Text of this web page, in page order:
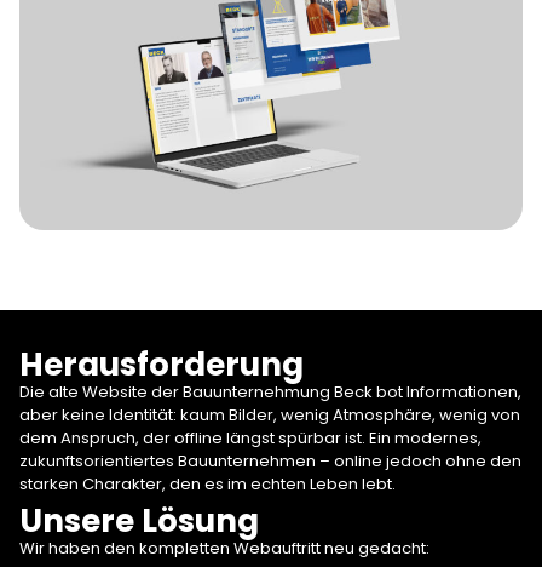
Herausforderung
Die alte Website der Bauunternehmung Beck bot Informationen,
aber keine Identität: kaum Bilder, wenig Atmosphäre, wenig von
dem Anspruch, der offline längst spürbar ist. Ein modernes,
zukunftsorientiertes Bauunternehmen – online jedoch ohne den
starken Charakter, den es im echten Leben lebt.
Unsere Lösung
Wir haben den kompletten Webauftritt neu gedacht: